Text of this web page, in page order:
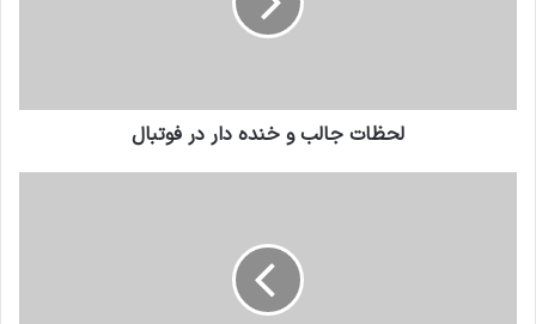
لحظات جالب و خنده دار در فوتبال